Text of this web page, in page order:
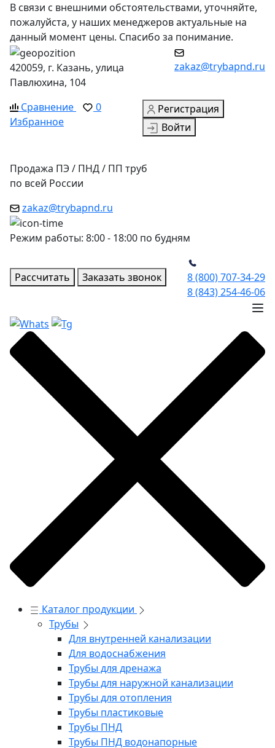
В связи с внешними обстоятельствами, уточняйте,
пожалуйста, у наших менеджеров актуальные на
данный момент цены. Спасибо за понимание.
420059, г. Казань, улица
Павлюхина, 104
zakaz@trybapnd.ru
Сравнение
0
Избранное
Регистрация
Войти
Продажа ПЭ / ПНД / ПП труб
по всей России
zakaz@trybapnd.ru
Режим работы: 8:00 - 18:00 по будням
Рассчитать Заказать звонок
8 (800) 707-34-29
8 (843) 254-46-06
Каталог продукции
Трубы
Для внутренней канализации
Для водоснабжения
Трубы для дренажа
Трубы для наружной канализации
Трубы для отопления
Трубы пластиковые
Трубы ПНД
Трубы ПНД водонапорные